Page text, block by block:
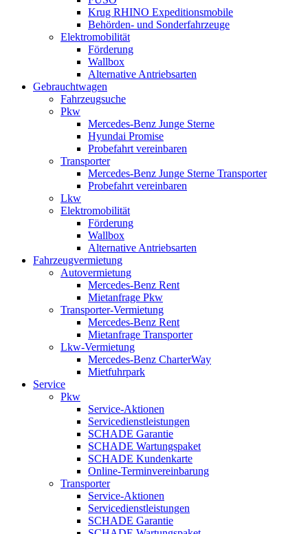
Krug RHINO Expeditionsmobile
Behörden- und Sonderfahrzeuge
Elektromobilität
Förderung
Wallbox
Alternative Antriebsarten
Gebrauchtwagen
Fahrzeugsuche
Pkw
Mercedes-Benz Junge Sterne
Hyundai Promise
Probefahrt vereinbaren
Transporter
Mercedes-Benz Junge Sterne Transporter
Probefahrt vereinbaren
Lkw
Elektromobilität
Förderung
Wallbox
Alternative Antriebsarten
Fahrzeugvermietung
Autovermietung
Mercedes-Benz Rent
Mietanfrage Pkw
Transporter-Vermietung
Mercedes-Benz Rent
Mietanfrage Transporter
Lkw-Vermietung
Mercedes-Benz CharterWay
Mietfuhrpark
Service
Pkw
Service-Aktionen
Servicedienstleistungen
SCHADE Garantie
SCHADE Wartungspaket
SCHADE Kundenkarte
Online-Terminvereinbarung
Transporter
Service-Aktionen
Servicedienstleistungen
SCHADE Garantie